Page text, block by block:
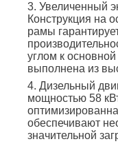
Увеличенный
Конструкция на
рамы
углом к
выполнена из
Дизельный
мощностью 58
обеспечивают
значительной